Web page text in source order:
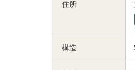
住所
構造